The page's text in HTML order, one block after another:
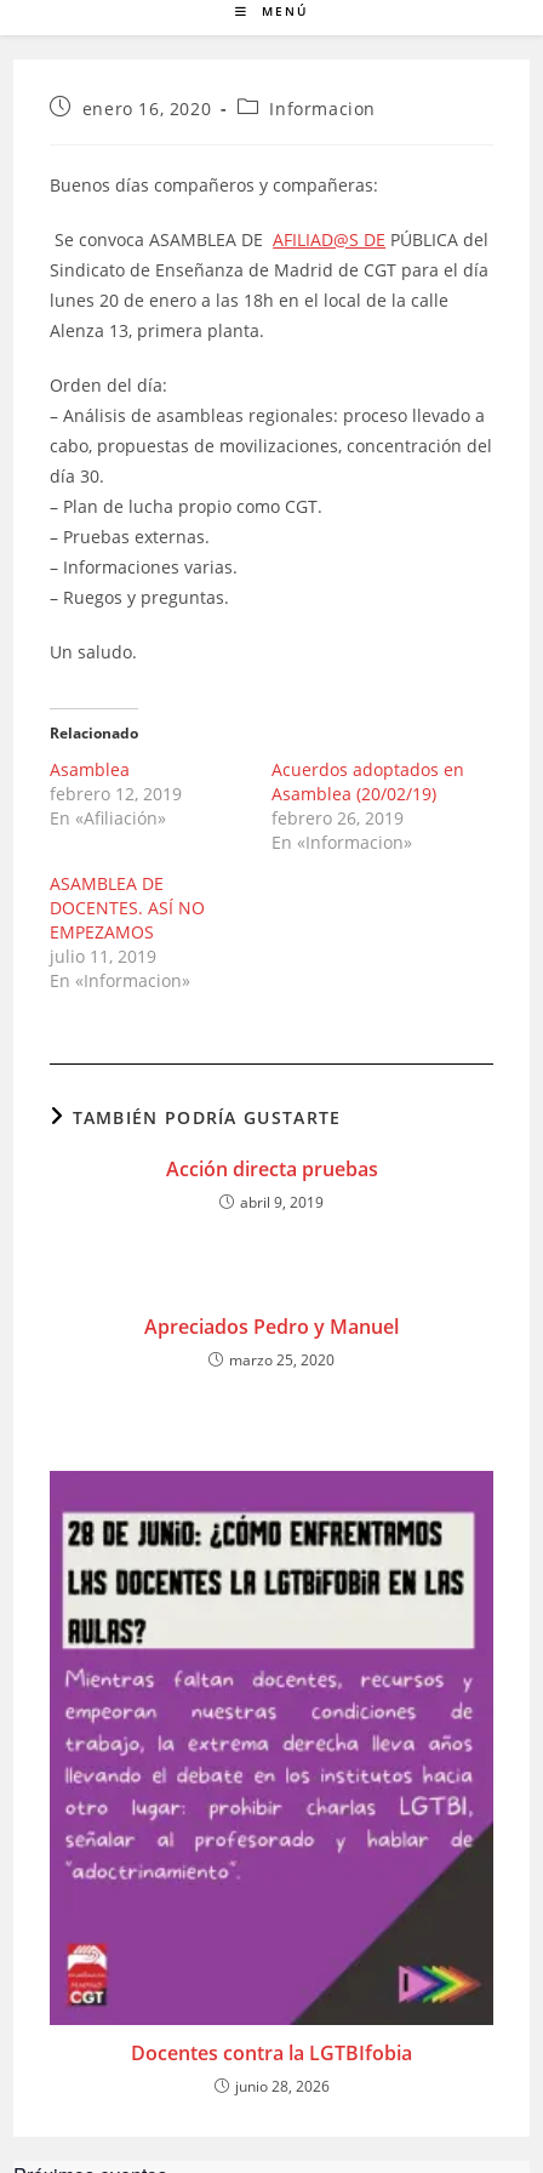
MENÚ
Publicación
entrada:
enero 16, 2020
Categoría
Informacion
Buenos días compañeros y compañeras:
Se convoca ASAMBLEA DEAFILIAD@S DE PÚBLICA del
Sindicato de Enseñanza de Madrid de CGT para el día
lunes 20 de enero a las 18h en el local de la calle
Alenza 13, primera planta.
Orden del día:
– Análisis de asambleas regionales: proceso llevado a
cabo, propuestas de movilizaciones, concentración del
día 30.
– Plan de lucha propio como CGT.
– Pruebas externas.
– Informaciones varias.
– Ruegos y preguntas.
Un saludo.
Relacionado
Asamblea
febrero 12, 2019
En «Afiliación»
Acuerdos adoptados en
Asamblea (20/02/19)
febrero 26, 2019
En «Informacion»
ASAMBLEA DE
DOCENTES. ASÍ NO
EMPEZAMOS
julio 11, 2019
En «Informacion»
TAMBIÉN PODRÍA GUSTARTE
Acción directa pruebas
abril 9, 2019
Apreciados Pedro y Manuel
marzo 25, 2020
Docentes contra la LGTBIfobia
junio 28, 2026